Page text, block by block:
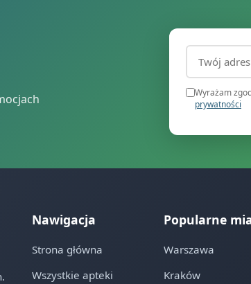
Adres email
Wyrażam
prywatności
Nawigacja
Strona główna
Wszystkie apteki
Popularne
Warszawa
Kraków